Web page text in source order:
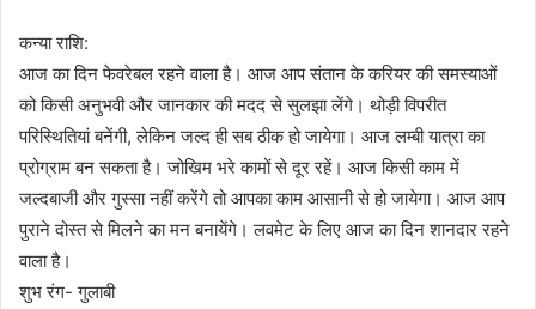
कन्या राशि:
आज का दिन फेवरेबल रहने वाला है। आज आप संतान के करियर की समस्याओं
को किसी अनुभवी और जानकार की मदद से सुलझा लेंगे। थोड़ी विपरीत
परिस्थितियां बनेंगी, लेकिन जल्द ही सब ठीक हो जायेगा। आज लम्बी यात्रा का
प्रोग्राम बन सकता है। जोखिम भरे कामों से दूर रहें। आज किसी काम में
जल्दबाजी और गुस्सा नहीं करेंगे तो आपका काम आसानी से हो जायेगा। आज आप
पुराने दोस्त से मिलने का मन बनायेंगे। लवमेट के लिए आज का दिन शानदार रहने
वाला है।
शुभ रंग- गुलाबी